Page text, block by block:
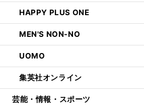
HAPPY PLUS ONE
MEN'S NON-NO
UOMO
集英社オンライン
芸能・情報・スポーツ